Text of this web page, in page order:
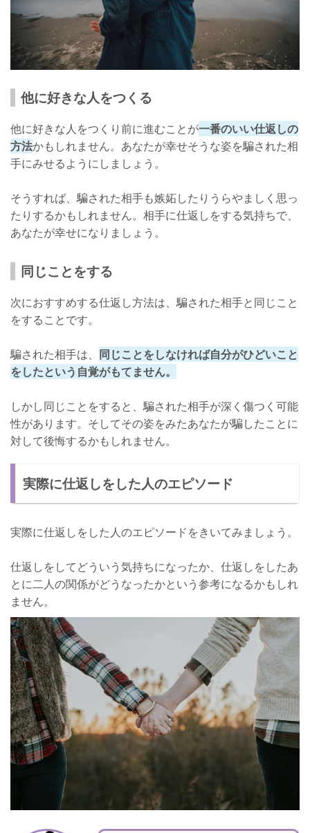
他に好きな人をつくる
他に好きな人をつくり前に進むことが一番のいい仕返しの
方法かもしれません。あなたが幸せそうな姿を騙された相
手にみせるようにしましょう。
そうすれば、騙された相手も嫉妬したりうらやましく思っ
たりするかもしれません。相手に仕返しをする気持ちで、
あなたが幸せになりましょう。
同じことをする
次におすすめする仕返し方法は、騙された相手と同じこと
をすることです。
騙された相手は、 同じことをしなければ自分がひどいこと
をしたという自覚がもてません。
しかし同じことをすると、騙された相手が深く傷つく可能
性があります。そしてその姿をみたあなたが騙したことに
対して後悔するかもしれません。
実際に仕返しをした人のエピソード
実際に仕返しをした人のエピソードをきいてみましょう。
仕返しをしてどういう気持ちになったか、仕返しをしたあ
とに二人の関係がどうなったかという参考になるかもしれ
ません。